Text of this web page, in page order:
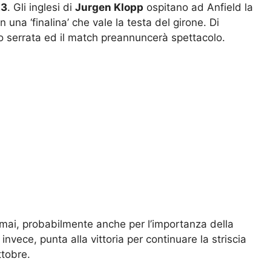
. Gli inglesi di Jurgen Klopp ospitano ad Anfield la
una ‘finalina’ che vale la testa del girone. Di
ed il match preannuncerà spettacolo.
probabilmente anche per l’importanza della
punta alla vittoria per continuare la striscia